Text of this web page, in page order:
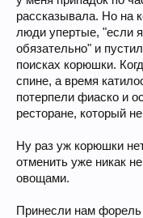
рассказывала. Но на
люди упертые, "если
обязательно" и
поисках корюшки.
спине, а время
потерпели фиаско и
ресторане, который
Ну раз уж корюшки
отменить уже никак
овощами.
Принесли нам форель